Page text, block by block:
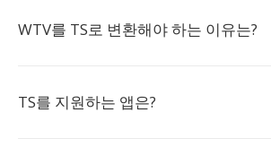
WTV를 TS로 변환해야 하는 이유는?
TS를 지원하는 앱은?